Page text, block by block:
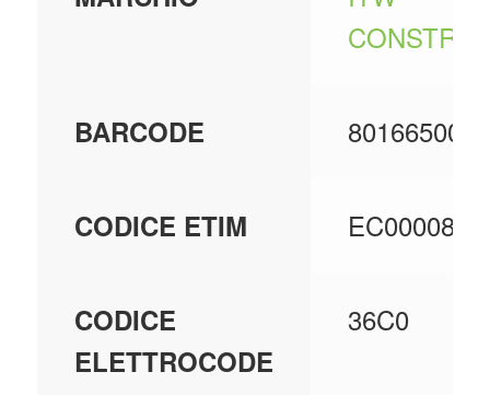
BARCODE
CODICE ETIM EC000089
CODICE
ELETTROCODE
36C0